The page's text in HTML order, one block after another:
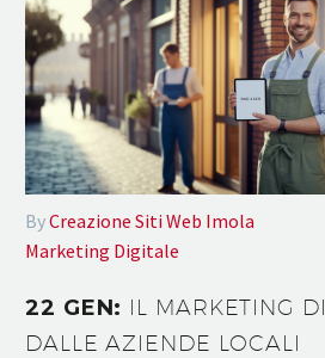
ByCreazione Siti Web Imola
Marketing Digitale
22 GEN: IL MARKETING
DALLE AZIENDE LOCALI